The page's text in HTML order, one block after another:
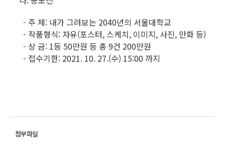
- 주 제: 내가 그려보는 2040년의 서울대학교
- 작품형식: 자유(포스터, 스케치, 이미지, 사진, 만화 등)
- 상 금: 1등 50만원 등 총 9건 200만원
- 접수기한: 2021. 10. 27.(수) 15:00 까지